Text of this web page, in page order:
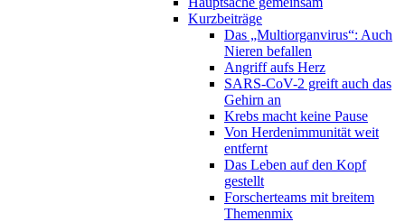
Kurzbeiträge
Das „Multiorganvirus“: Auch
Nieren befallen
Angriff aufs Herz
SARS-CoV-2 greift auch das
Gehirn an
Krebs macht keine Pause
Von Herdenimmunität weit
entfernt
Das Leben auf den Kopf
gestellt
Forscherteams mit breitem
Themenmix